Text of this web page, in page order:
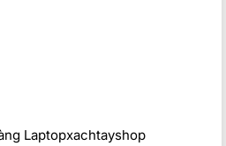
Laptopxachtayshop